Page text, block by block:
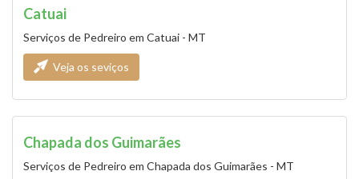
Catuai
Serviços de Pedreiro em Catuai - MT
Veja os seviços
Chapada dos Guimarães
Serviços de Pedreiro em Chapada dos Guimarães - MT